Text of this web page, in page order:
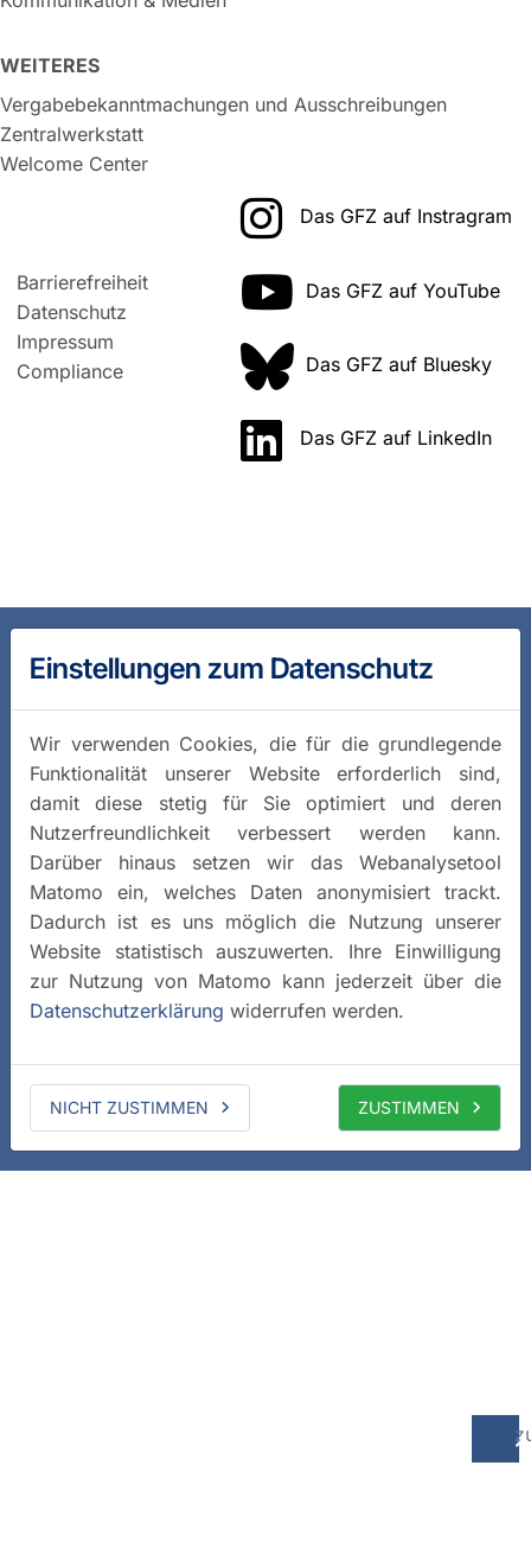
WEITERES
Vergabebekanntmachungen und Ausschreibungen
Zentralwerkstatt
Welcome Center
Barrierefreiheit
Datenschutz
Impressum
Compliance
Das GFZ auf Instragram
Das GFZ auf YouTube
Das GFZ auf Bluesky
Das GFZ auf LinkedIn
Einstellungen zum Datenschutz
Wir verwenden Cookies, die für die grundlegende
Funktionalität unserer Website erforderlich sind,
damit diese stetig für Sie optimiert und deren
Nutzerfreundlichkeit verbessert werden kann.
Darüber hinaus setzen wir das Webanalysetool
Matomo ein, welches Daten anonymisiert trackt.
Dadurch ist es uns möglich die Nutzung unserer
Website statistisch auszuwerten. Ihre Einwilligung
zur Nutzung von Matomo kann jederzeit über die
Datenschutzerklärung widerrufen werden.
NICHT ZUSTIMMEN ZUSTIMMEN